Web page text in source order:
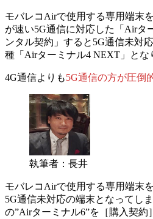
モバレコAirで使用する専用端末
が速い5G通信に対応した「Airタ
ンタル契約」すると5G通信未対
種「Airターミナル4 NEXT」とな
4G通信よりも5G通信の方が圧倒
執筆者：長井
モバレコAirで使用する専用端末
5G通信未対応の端末となってしま
の”Airターミナル6”を［購入契約